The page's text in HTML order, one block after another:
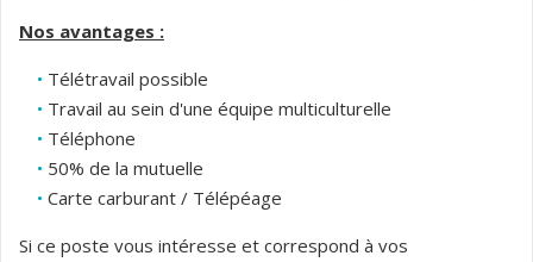
Nos avantages :
Télétravail possible
Travail au sein d'une équipe multiculturelle
Téléphone
50% de la mutuelle
Carte carburant / Télépéage
Si ce poste vous intéresse et correspond à vos